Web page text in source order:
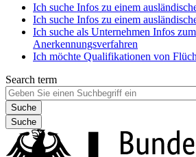
Ich suche Infos zu einem
Ich suche Infos zu einem
Ich suche als Unternehmen Infos zum
Anerkennungsverfahren
Ich möchte Qualifikationen von
Search term
Suche